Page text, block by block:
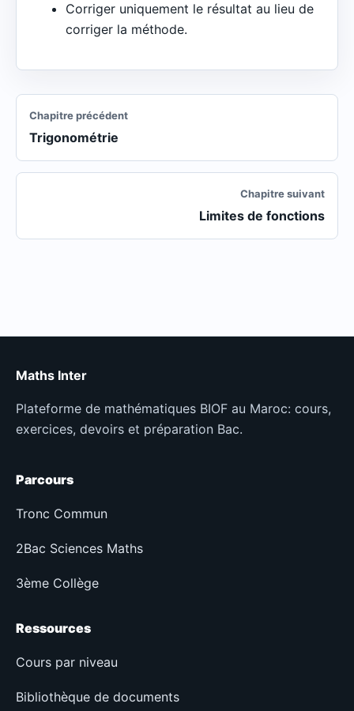
Corriger uniquement le résultat au lieu de
corriger la méthode.
Chapitre précédent
Trigonométrie
Chapitre suivant
Limites de fonctions
Maths Inter
Plateforme de mathématiques BIOF au Maroc: cours,
exercices, devoirs et préparation Bac.
Parcours
Tronc Commun
2Bac Sciences Maths
3ème Collège
Ressources
Cours par niveau
Bibliothèque de documents